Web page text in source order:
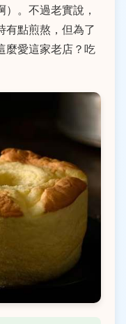
。不過老實說，
有點煎熬，但為了
麼愛這家老店？吃